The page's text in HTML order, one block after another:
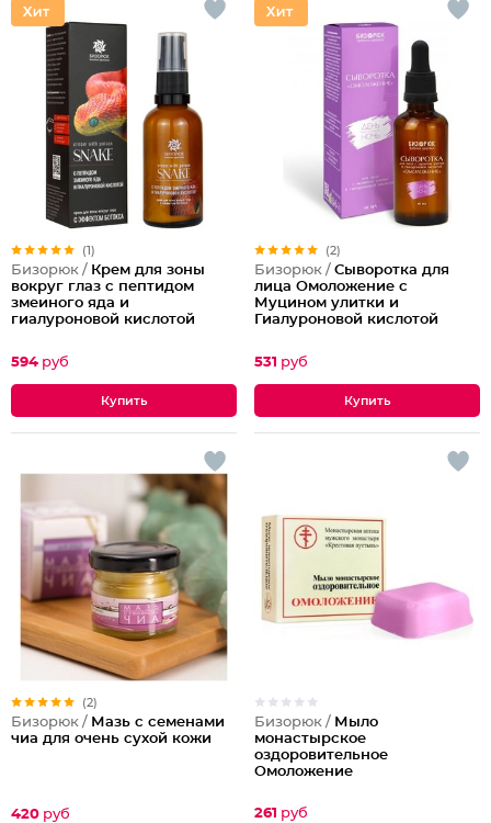
(1)
Бизорюк / Крем для зоны
вокруг глаз с пептидом
змеиного яда и
гиалуроновой кислотой
594 руб
(2)
Бизорюк / Сыворотка для
лица Омоложение с
Муцином улитки и
Гиалуроновой кислотой
531 руб
(2)
Бизорюк / Мазь с семенами
чиа для очень сухой кожи
420 руб
Бизорюк / Мыло
монастырское
оздоровительное
Омоложение
261 руб